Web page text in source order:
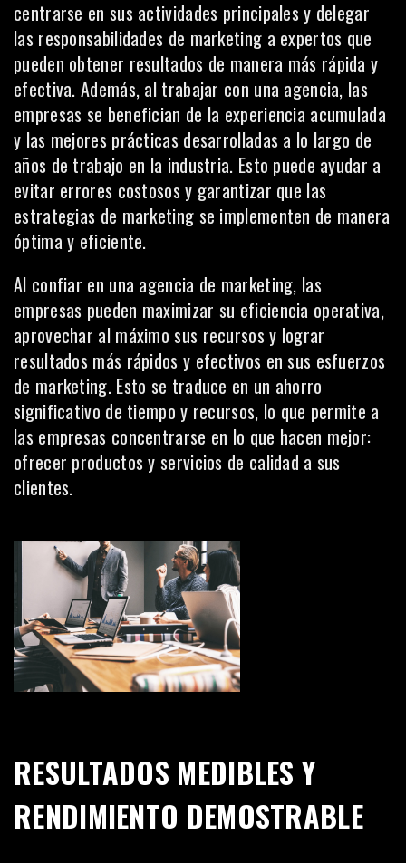
centrarse en sus actividades principales y delegar
las responsabilidades de marketing a expertos que
pueden obtener resultados de manera más rápida y
efectiva. Además, al trabajar con una agencia, las
empresas se benefician de la experiencia acumulada
y las mejores prácticas desarrolladas a lo largo de
años de trabajo en la industria. Esto puede ayudar a
evitar errores costosos y garantizar que las
estrategias de marketing se implementen de manera
óptima y eficiente.
Al confiar en una agencia de marketing, las
empresas pueden maximizar su eficiencia operativa,
aprovechar al máximo sus recursos y lograr
resultados más rápidos y efectivos en sus esfuerzos
de marketing. Esto se traduce en un ahorro
significativo de tiempo y recursos, lo que permite a
las empresas concentrarse en lo que hacen mejor:
ofrecer productos y servicios de calidad a sus
clientes.
RESULTADOS MEDIBLES Y
RENDIMIENTO DEMOSTRABLE